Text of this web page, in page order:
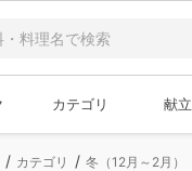
カテゴリ 献立
カテゴリ 冬（12月～2月）